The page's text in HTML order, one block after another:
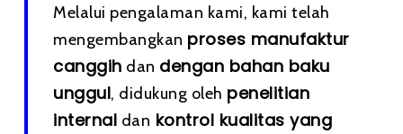
Melalui pengalaman kami, kami telah
mengembangkan proses manufaktur
canggih dan dengan bahan baku
unggul, didukung oleh penelitian
internal dan kontrol kualitas yang